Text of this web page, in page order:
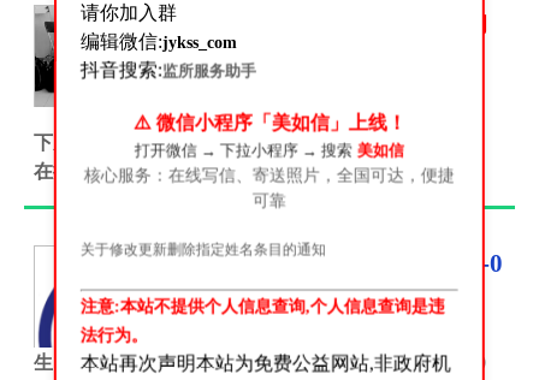
答:关于我们是做什么的
友添加我们微信号之后多会问
这个问题!这里我来统一答复一
下从我们的网站名字大家应该可以看得出来.我们是给
在押人员、服刑人员、刑满释放人员...
四川省雷马屏监狱2025-0
8-01减刑假释人员名单
生日期民族呈报刑期狱别号赵黎柯省雷马屏监狱男200
请你加入群
编辑微信:jykss_com
抖音搜索:监所服务助手
⚠️ 微信小程序「美如信」上线！
打开微信 → 下拉小程序 → 搜索 美如信
核心服务：在线写信、寄送照片，全国可达，便捷
可靠
关于修改更新删除指定姓名条目的通知
注意:本站不提供个人信息查询,个人信息查询是违
法行为。
本站再次声明本站为免费公益网站,非政府机